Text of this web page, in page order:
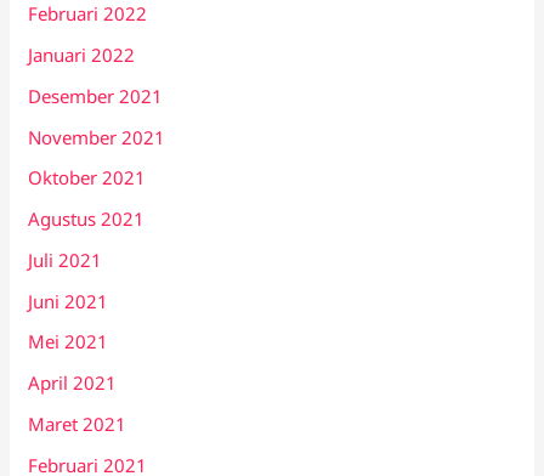
Februari 2022
Januari 2022
Desember 2021
November 2021
Oktober 2021
Agustus 2021
Juli 2021
Juni 2021
Mei 2021
April 2021
Maret 2021
Februari 2021